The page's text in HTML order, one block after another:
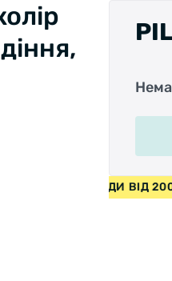
НА ВЕЛОСИПЕДИ